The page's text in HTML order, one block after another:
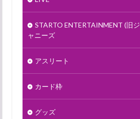
STARTO ENTERTAINMENT (旧ジ
ャニーズ
アスリート
カード枠
グッズ